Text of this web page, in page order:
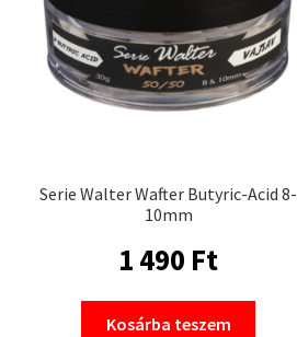
Serie Walter Wafter Butyric-Acid 8-
10mm
1 490 Ft
Kosárba teszem